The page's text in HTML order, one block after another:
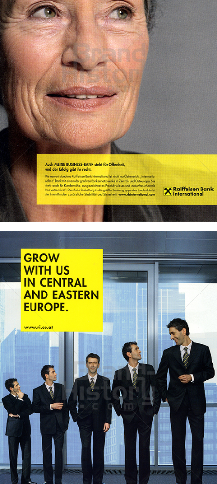
Raiffeisen Bank International
Raiffeisen Bankengruppe Österreich
Bild-ID: 69573
Raiffeisen Bank International
Raiffeisen Bankengruppe Österreich
2007